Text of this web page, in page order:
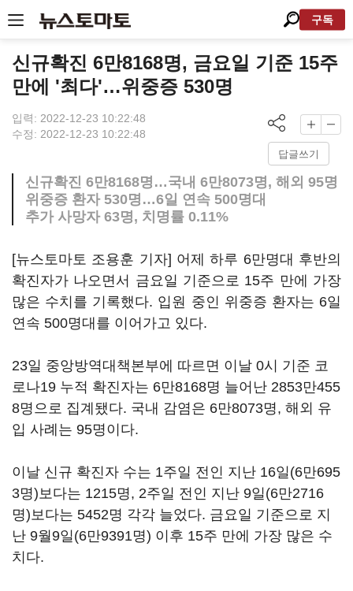
구독
신규확진 6만8168명, 금요일 기준 15주
만에 '최다'…위중증 530명
입력: 2022-12-23 10:22:48
수정: 2022-12-23 10:22:48
답글쓰기
신규확진 6만8168명…국내 6만8073명, 해외 95명
위중증 환자 530명…6일 연속 500명대
추가 사망자 63명, 치명률 0.11%
[뉴스토마토 조용훈 기자] 어제 하루 6만명대 후반의
확진자가 나오면서 금요일 기준으로 15주 만에 가장
많은 수치를 기록했다. 입원 중인 위중증 환자는 6일
연속 500명대를 이어가고 있다.
23일 중앙방역대책본부에 따르면 이날 0시 기준 코
로나19 누적 확진자는 6만8168명 늘어난 2853만455
8명으로 집계됐다. 국내 감염은 6만8073명, 해외 유
입 사례는 95명이다.
이날 신규 확진자 수는 1주일 전인 지난 16일(6만695
3명)보다는 1215명, 2주일 전인 지난 9일(6만2716
명)보다는 5452명 각각 늘었다. 금요일 기준으로 지
난 9월9일(6만9391명) 이후 15주 만에 가장 많은 수
치다.